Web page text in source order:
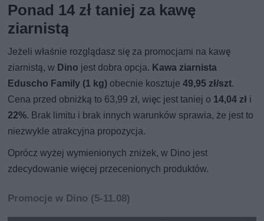
Ponad 14 zł taniej za kawę
ziarnistą
Jeżeli właśnie rozglądasz się za promocjami na kawę
ziarnistą, w Dino jest dobra opcja. Kawa ziarnista
Eduscho Family (1 kg) obecnie kosztuje49,95 zł/szt.
Cena przed obniżką to 63,99 zł, więc jest taniej o 14,04 zł i
22%. Brak limitu i brak innych warunków sprawia, że jest to
niezwykle atrakcyjna propozycja.
Oprócz wyżej wymienionych zniżek, w Dino jest
zdecydowanie więcej przecenionych produktów.
Promocje w Dino (5-11.08)